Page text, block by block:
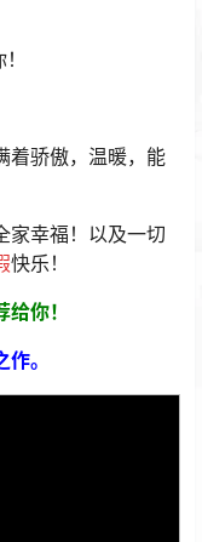
着骄傲，温暖，能
家幸福！以及一切
快乐！
你！
。